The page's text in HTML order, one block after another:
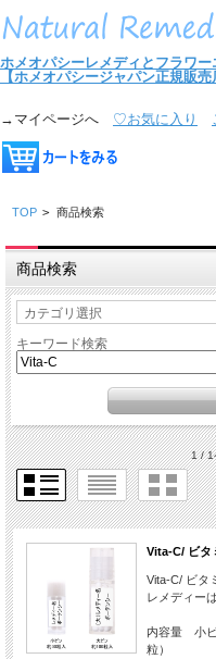
ホメオパシーレメディとフラワー
【ホメオパシージャパン正規販売
→マイページへ ♡お気に入り
TOP > 商品検索
商品検索
キーワード検索
1 / 1
Vita-C/ ビタ
Vita-C/ ビタ
レメディー
内容量 小
粒）